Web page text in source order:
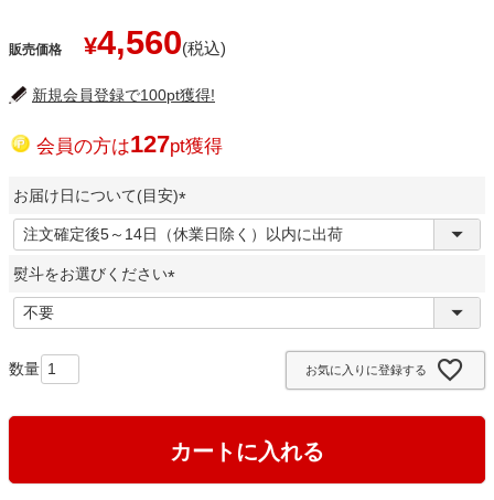
販売価格 ¥4,560
新規会員登録で100pt獲得!
会員の方は127pt獲得
お届け日について(目安)
(
必
)
熨斗をお選びください
必
お気に入りに登録する
カートに入れる